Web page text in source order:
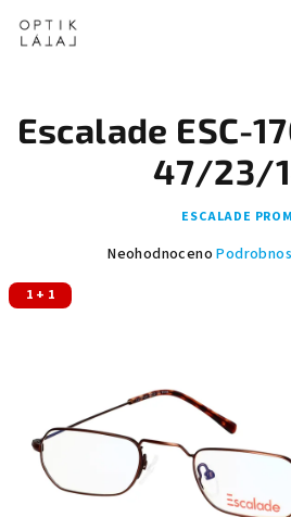
obsah
Escalade ESC-
47/23/
ESCALADE
Průměrné
hvězdiček.
Neohodnoceno
1 + 1